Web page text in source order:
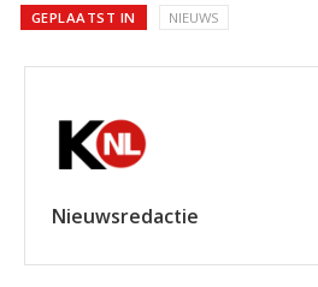
GEPLAATST IN NIEUWS
Nieuwsredactie